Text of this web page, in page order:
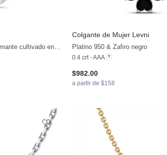
Plata 925 & Zafiro negro & Diamante cultivado en laboratorio
Colgante de Mujer Levni
Platino 950 & Zafiro negro
0.4 crt - AAA
$982.00
a partir de $158